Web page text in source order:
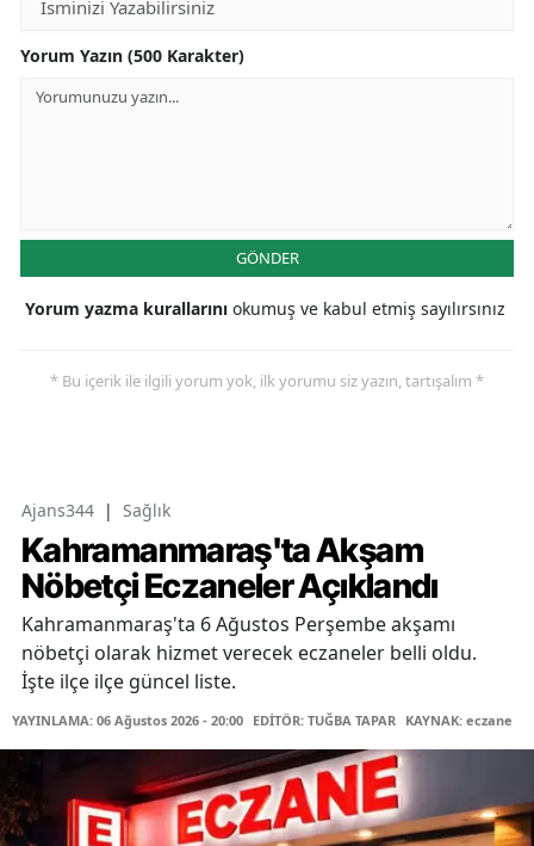
Yorum Yazın (500 Karakter)
GÖNDER
Yorum yazma kurallarını okumuş ve kabul etmiş sayılırsınız
* Bu içerik ile ilgili yorum yok, ilk yorumu siz yazın, tartışalım *
Ajans344 | Sağlık
Kahramanmaraş'ta Akşam
Nöbetçi Eczaneler Açıklandı
Kahramanmaraş'ta 6 Ağustos Perşembe akşamı
nöbetçi olarak hizmet verecek eczaneler belli oldu.
İşte ilçe ilçe güncel liste.
YAYINLAMA: 06 Ağustos 2026 - 20:00 EDİTÖR: TUĞBA TAPAR KAYNAK: eczane